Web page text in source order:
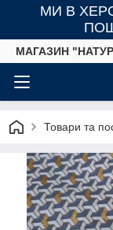
МИ В
МАГАЗИН
Товари та